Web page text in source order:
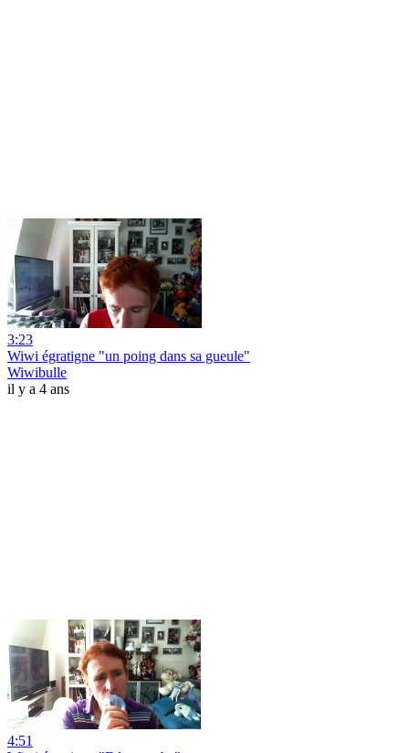
3:23
Wiwi égratigne "un poing dans sa gueule"
Wiwibulle
il y a 4 ans
4:51